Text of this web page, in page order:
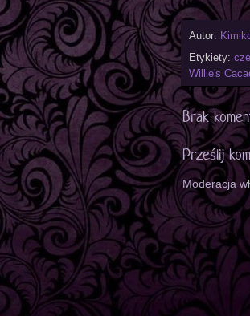
Autor:
Etykiety:
Willie's
Brak
Prześlij
Moderacja